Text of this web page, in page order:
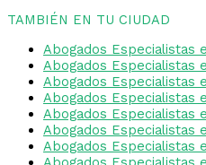
TAMBIÉN EN TU CIUDAD
Abogados Especialistas
Abogados Especialistas
Abogados Especialistas
Abogados Especialistas
Abogados Especialistas
Abogados Especialistas
Abogados Especialistas